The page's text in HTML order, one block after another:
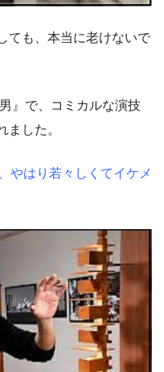
ても、本当に老けないで
』で、コミカルな演技
ました。
やはり若々しくてイケメ